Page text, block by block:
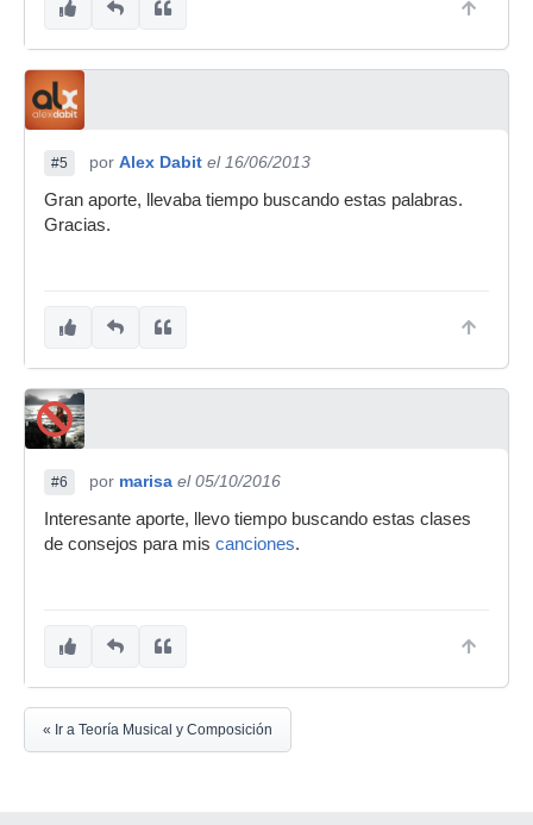
#5 por Alex Dabit el 16/06/2013
Gran aporte, llevaba tiempo buscando estas palabras.
Gracias.
#6 por marisa el 05/10/2016
Interesante aporte, llevo tiempo buscando estas clases
de consejos para mis canciones.
« Ir a Teoría Musical y Composición